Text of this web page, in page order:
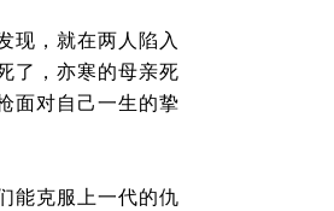
现，就在两人陷入
了，亦寒的母亲死
面对自己一生的挚
能克服上一代的仇